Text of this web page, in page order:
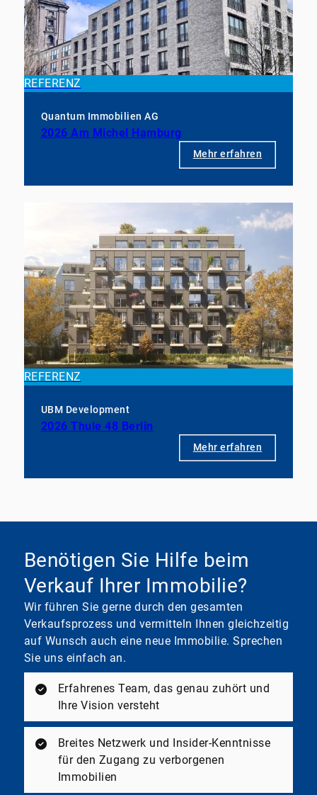
REFERENZ
Quantum Immobilien AG
2026 Am Michel Hamburg
Mehr erfahren
REFERENZ
UBM Development
2026 Thule 48 Berlin
Mehr erfahren
Benötigen Sie Hilfe beim
Verkauf Ihrer Immobilie?
Wir führen Sie gerne durch den gesamten
Verkaufsprozess und vermitteln Ihnen gleichzeitig
auf Wunsch auch eine neue Immobilie. Sprechen
Sie uns einfach an.
Erfahrenes Team, das genau zuhört und
Ihre Vision versteht
Breites Netzwerk und Insider-Kenntnisse
für den Zugang zu verborgenen
Immobilien